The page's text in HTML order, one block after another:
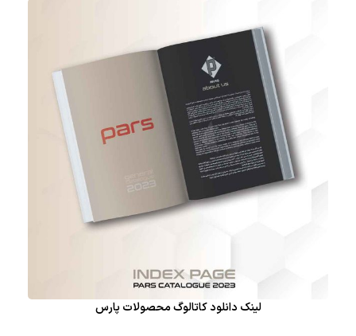
لینک دانلود کاتالوگ محصولات پارس